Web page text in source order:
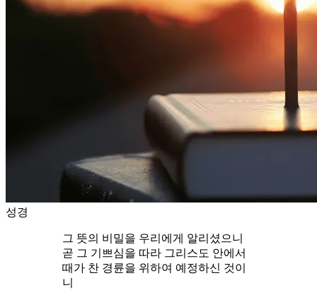
성경
그 뜻의 비밀을 우리에게 알리셨으니
곧 그 기쁘심을 따라 그리스도 안에서
때가 찬 경륜을 위하여 예정하신 것이
니